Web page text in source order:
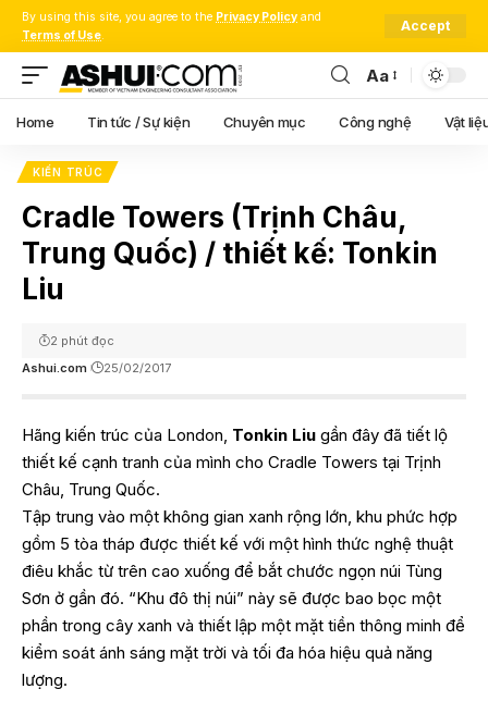
By using this site, you agree to the Privacy Policy and
Terms of Use.
Accept
Font
Resizer
Aa
Home Tin tức / Sự kiện Chuyên mục Công nghệ Vật
KIẾN TRÚC
Cradle Towers (Trịnh Châu,
Trung Quốc) / thiết kế: Tonkin
Liu
Ashui.com 25/02/2017
2 phút đọc
Hãng kiến trúc của London, Tonkin Liu gần đây đã tiết lộ
thiết kế cạnh tranh của mình cho Cradle Towers tại Trịnh
Châu, Trung Quốc.
Tập trung vào một không gian xanh rộng lớn, khu phức hợp
gồm 5 tòa tháp được thiết kế với một hình thức nghệ thuật
điêu khắc từ trên cao xuống để bắt chước ngọn núi Tùng
Sơn ở gần đó. “Khu đô thị núi” này sẽ được bao bọc một
phần trong cây xanh và thiết lập một mặt tiền thông minh để
kiểm soát ánh sáng mặt trời và tối đa hóa hiệu quả năng
lượng.